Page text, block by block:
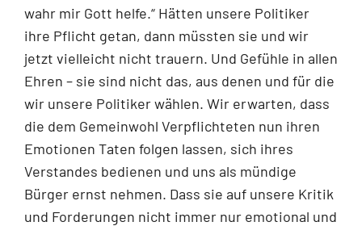
wahr mir Gott helfe.“ Hätten unsere Politiker
ihre Pflicht getan, dann müssten sie und wir
jetzt vielleicht nicht trauern. Und Gefühle in allen
Ehren – sie sind nicht das, aus denen und für die
wir unsere Politiker wählen. Wir erwarten, dass
die dem Gemeinwohl Verpflichteten nun ihren
Emotionen Taten folgen lassen, sich ihres
Verstandes bedienen und uns als mündige
Bürger ernst nehmen. Dass sie auf unsere Kritik
und Forderungen nicht immer nur emotional und